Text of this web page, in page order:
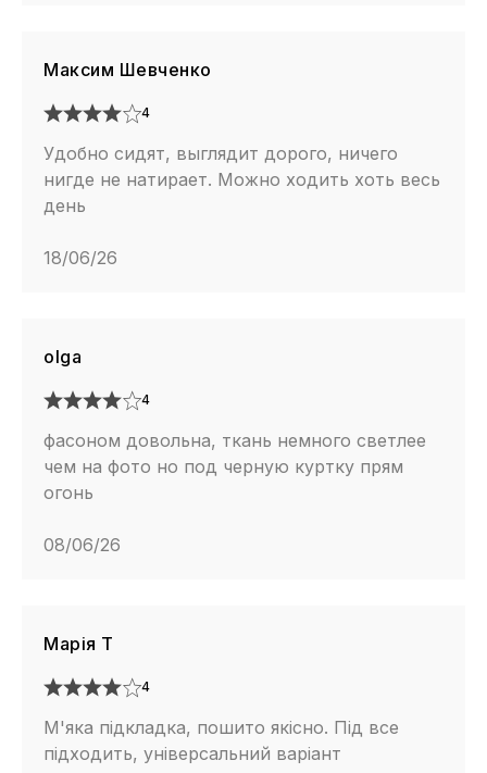
Максим Шевченко
4
Удобно сидят, выглядит дорого, ничего
нигде не натирает. Можно ходить хоть весь
день
18/06/26
olga
4
фасоном довольна, ткань немного светлее
чем на фото но под черную куртку прям
огонь
08/06/26
Марія Т
4
М'яка підкладка, пошито якісно. Під все
підходить, універсальний варіант